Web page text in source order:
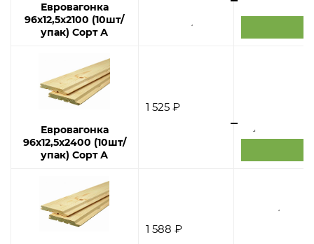
Евровагонка
96х12,5х2100 (10шт/
упак) Сорт А
Евровагонка
96х12,5х2400 (10шт/
упак) Сорт А
1 525 ₽
1 588 ₽